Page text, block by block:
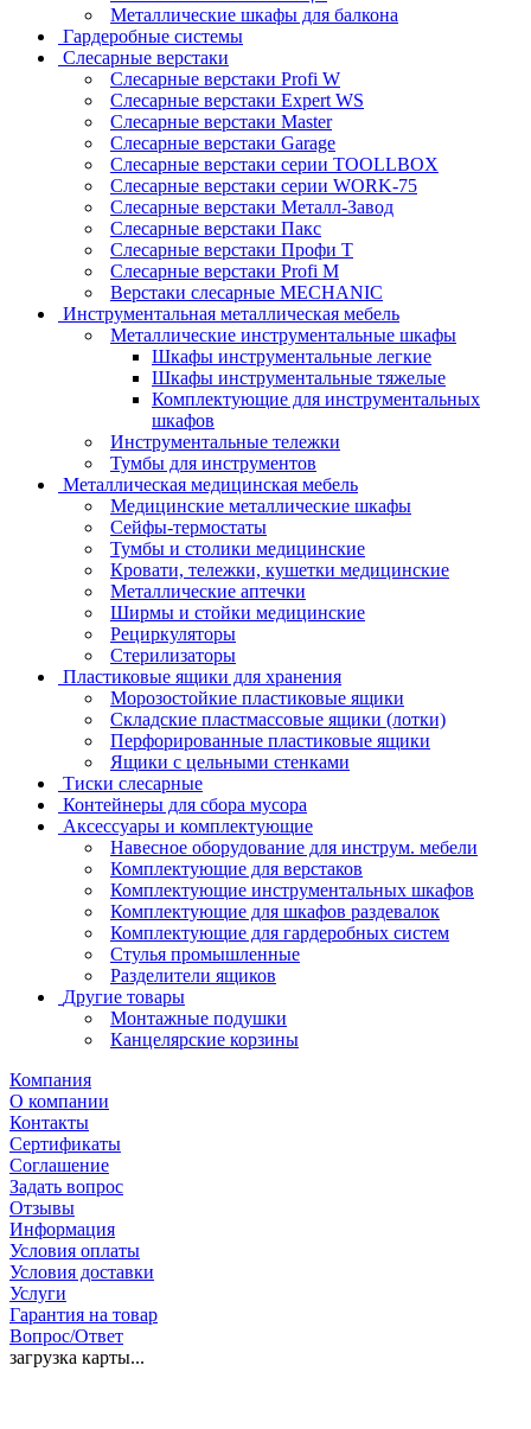
Металлические шкафы для балкона
Гардеробные системы
Слесарные верстаки
Слесарные верстаки Profi W
Слесарные верстаки Expert WS
Слесарные верстаки Master
Слесарные верстаки Garage
Слесарные верстаки серии TOOLLBOX
Слесарные верстаки серии WORK-75
Слесарные верстаки Металл-Завод
Слесарные верстаки Пакс
Слесарные верстаки Профи Т
Слесарные верстаки Profi M
Верстаки слесарные MECHANIC
Инструментальная металлическая мебель
Металлические инструментальные шкафы
Шкафы инструментальные легкие
Шкафы инструментальные тяжелые
Комплектующие для инструментальных
шкафов
Инструментальные тележки
Тумбы для инструментов
Металлическая медицинская мебель
Медицинские металлические шкафы
Сейфы-термостаты
Тумбы и столики медицинские
Кровати, тележки, кушетки медицинские
Металлические аптечки
Ширмы и стойки медицинские
Рециркуляторы
Стерилизаторы
Пластиковые ящики для хранения
Морозостойкие пластиковые ящики
Складские пластмассовые ящики (лотки)
Перфорированные пластиковые ящики
Ящики с цельными стенками
Тиски слесарные
Контейнеры для сбора мусора
Аксессуары и комплектующие
Навесное оборудование для инструм. мебели
Комплектующие для верстаков
Комплектующие инструментальных шкафов
Комплектующие для шкафов раздевалок
Комплектующие для гардеробных систем
Стулья промышленные
Разделители ящиков
Другие товары
Монтажные подушки
Канцелярские корзины
Компания
О компании
Контакты
Сертификаты
Соглашение
Задать вопрос
Отзывы
Информация
Условия оплаты
Условия доставки
Услуги
Гарантия на товар
Вопрос/Ответ
загрузка карты...